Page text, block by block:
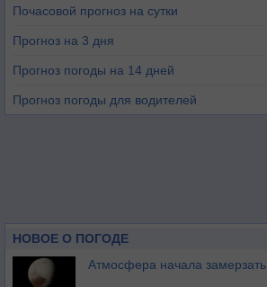
Почасовой прогноз на сутки
Прогноз на 3 дня
Прогноз погоды на 14 дней
Прогноз погоды для водителей
НОВОЕ О ПОГОДЕ
Атмосфера начала замерзать